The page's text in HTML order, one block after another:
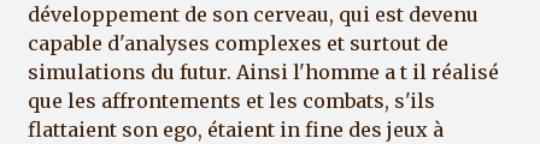
développement de son cerveau, qui est devenu
capable d'analyses complexes et surtout de
simulations du futur. Ainsi l'homme a t il réalisé
que les affrontements et les combats, s'ils
flattaient son ego, étaient in fine des jeux à